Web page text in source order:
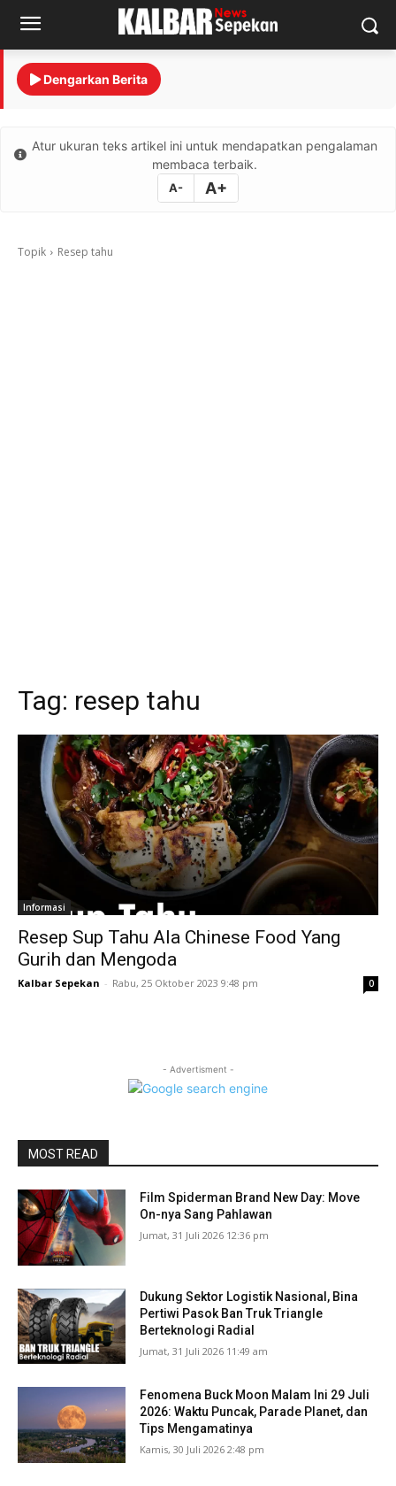
Dengarkan Berita
Atur ukuran teks artikel ini untuk mendapatkan pengalaman
membaca terbaik.
A- A+
Topik Resep tahu
Tag: resep tahu
Informasi
Resep Sup Tahu Ala Chinese Food Yang
Gurih dan Mengoda
Kalbar Sepekan - Rabu, 25 Oktober 2023 9:48 pm 0
- Advertisment -
MOST READ
Film Spiderman Brand New Day: Move
On-nya Sang Pahlawan
Jumat, 31 Juli 2026 12:36 pm
Dukung Sektor Logistik Nasional, Bina
Pertiwi Pasok Ban Truk Triangle
Berteknologi Radial
Jumat, 31 Juli 2026 11:49 am
Fenomena Buck Moon Malam Ini 29 Juli
2026: Waktu Puncak, Parade Planet, dan
Tips Mengamatinya
Kamis, 30 Juli 2026 2:48 pm